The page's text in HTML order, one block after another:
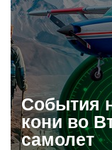
События
кони во
самолет